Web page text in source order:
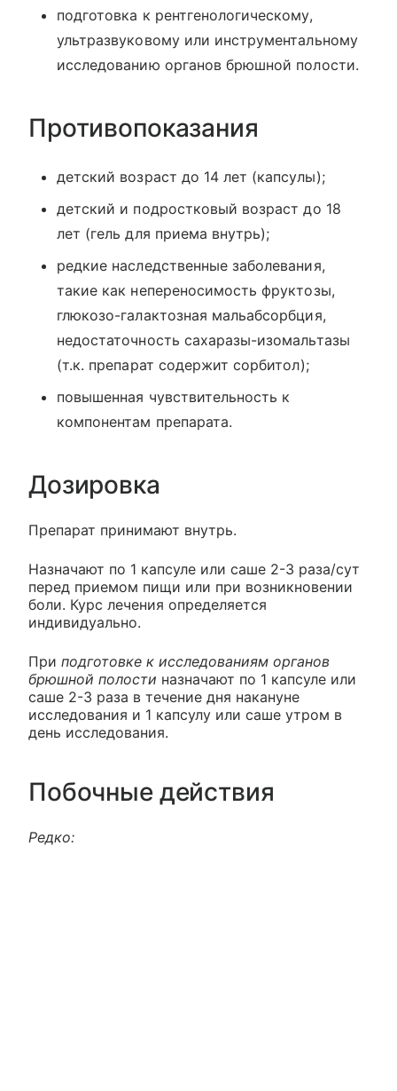
подготовка к рентгенологическому,
ультразвуковому или инструментальному
исследованию органов брюшной полости.
Противопоказания
детский возраст до 14 лет (капсулы);
детский и подростковый возраст до 18
лет (гель для приема внутрь);
редкие наследственные заболевания,
такие как непереносимость фруктозы,
глюкозо-галактозная мальабсорбция,
недостаточность сахаразы-изомальтазы
(т.к. препарат содержит сорбитол);
повышенная чувствительность к
компонентам препарата.
Дозировка
Препарат принимают внутрь.
Назначают по 1 капсуле или саше 2-3 раза/сут
перед приемом пищи или при возникновении
боли. Курс лечения определяется
индивидуально.
При подготовке к исследованиям органов
брюшной полости назначают по 1 капсуле или
саше 2-3 раза в течение дня накануне
исследования и 1 капсулу или саше утром в
день исследования.
Побочные действия
Редко: